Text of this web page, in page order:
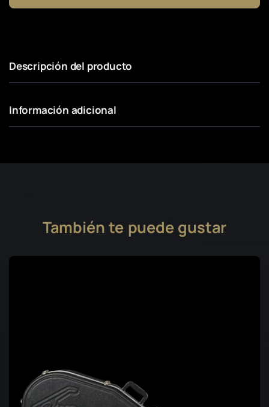
Descripción del producto
Información adicional
También te puede gustar